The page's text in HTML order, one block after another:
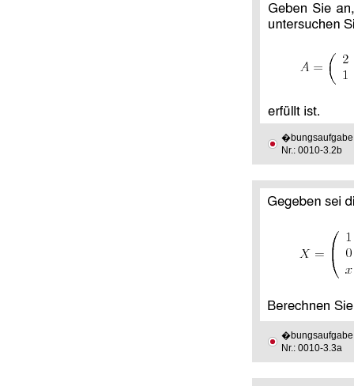
�bungsaufgabe
Nr.: 0010-3.2b
�bungsaufgabe
Nr.: 0010-3.3a